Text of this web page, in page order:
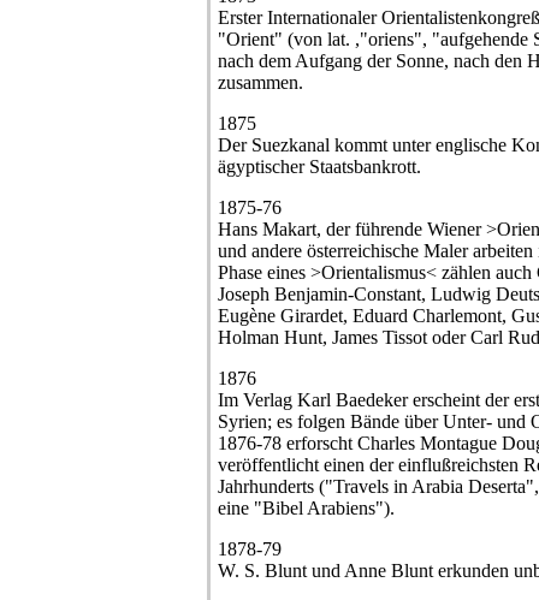
Erster Internationaler
"Orient" (von lat. ,"oriens", "aufgehende
nach dem Aufgang der Sonne, nach den
zusammen.
1875
Der Suezkanal kommt unter englische
ägyptischer Staatsbankrott.
1875-76
Hans Makart, der führende Wiener
und andere österreichische Maler
Phase eines >Orientalismus< zählen
Joseph Benjamin-Constant, Ludwig
Eugène Girardet, Eduard Charlemont,
Holman Hunt, James Tissot oder Carl
1876
Im Verlag Karl Baedeker erscheint der
Syrien; es folgen Bände über Unter- und
1876-78 erforscht Charles Montague
veröffentlicht einen der einflußreichsten
Jahrhunderts ("Travels in Arabia
eine "Bibel Arabiens").
1878-79
W. S. Blunt und Anne Blunt erkunden